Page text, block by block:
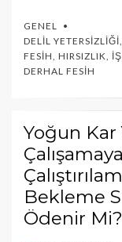
GENEL
DELIL YETERSIZLIĞI,
FESIH, HIRSIZLIK,
DERHAL FESIH
Yoğun Kar
Bekleme
Ödenir Mi?